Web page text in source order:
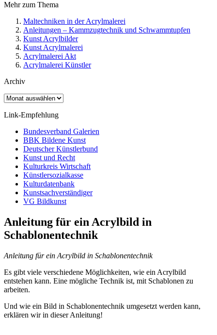
Mehr zum Thema
Maltechniken in der Acrylmalerei
Anleitungen – Kammzugtechnik und Schwammtupfen
Kunst Acrylbilder
Kunst Acrylmalerei
Acrylmalerei Akt
Acrylmalerei Künstler
Archiv
Archiv
Link-Empfehlung
Bundesverband Galerien
BBK Bildene Kunst
Deutscher Künstlerbund
Kunst und Recht
Kulturkreis Wirtschaft
Künstlersozialkasse
Kulturdatenbank
Kunstsachverständiger
VG Bildkunst
Anleitung für ein Acrylbild in
Schablonentechnik
Anleitung für ein Acrylbild in Schablonentechnik
Es gibt viele verschiedene Möglichkeiten, wie ein Acrylbild
entstehen kann. Eine mögliche Technik ist, mit Schablonen zu
arbeiten.
Und wie ein Bild in Schablonentechnik umgesetzt werden kann,
erklären wir in dieser Anleitung!